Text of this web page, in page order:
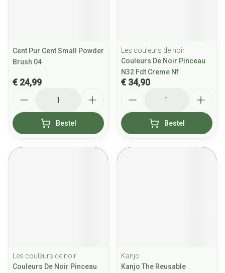
Cent Pur Cent Small Powder
Brush 04
€ 24,99
Bestel
Les couleurs de noir
Couleurs De Noir Pinceau
N32 Fdt Creme Nf
€ 34,90
Bestel
Les couleurs de noir
Couleurs De Noir Pinceau
Kanjo
Kanjo The Reusable